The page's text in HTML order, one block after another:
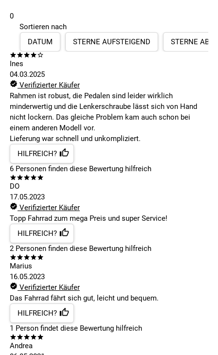
0
Sortieren nach
DATUM
STERNE AUFSTEIGEND STERNE
Ines
04.03.2025
Verifizierter Käufer
Rahmen ist robust, die Pedalen sind leider wirklich
minderwertig und die Lenkerschraube lässt sich von Hand
nicht lockern. Das gleiche Problem kam auch schon bei
einem anderen Modell vor.
Lieferung war schnell und unkompliziert.
HILFREICH?
6 Personen finden diese Bewertung hilfreich
DO
17.05.2023
Verifizierter Käufer
Topp Fahrrad zum mega Preis und super Service!
HILFREICH?
2 Personen finden diese Bewertung hilfreich
Marius
16.05.2023
Verifizierter Käufer
Das Fahrrad fährt sich gut, leicht und bequem.
HILFREICH?
1 Person findet diese Bewertung hilfreich
Andrea